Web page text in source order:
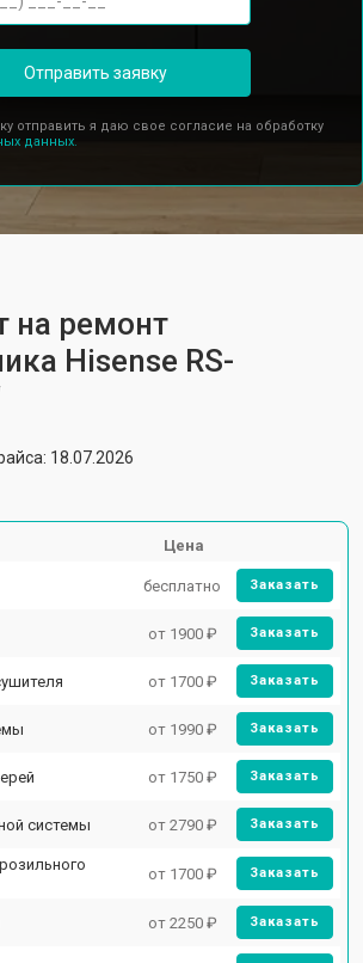
Отправить заявку
отправить я даю свое согласие на обработку
данных.
на ремонт
Hisense RS-
18.07.2026
Цена
бесплатно Заказать
от 1900 ₽ Заказать
от 1700 ₽ Заказать
от 1990 ₽ Заказать
от 1750 ₽ Заказать
системы от 2790 ₽ Заказать
от 1700 ₽ Заказать
от 2250 ₽ Заказать